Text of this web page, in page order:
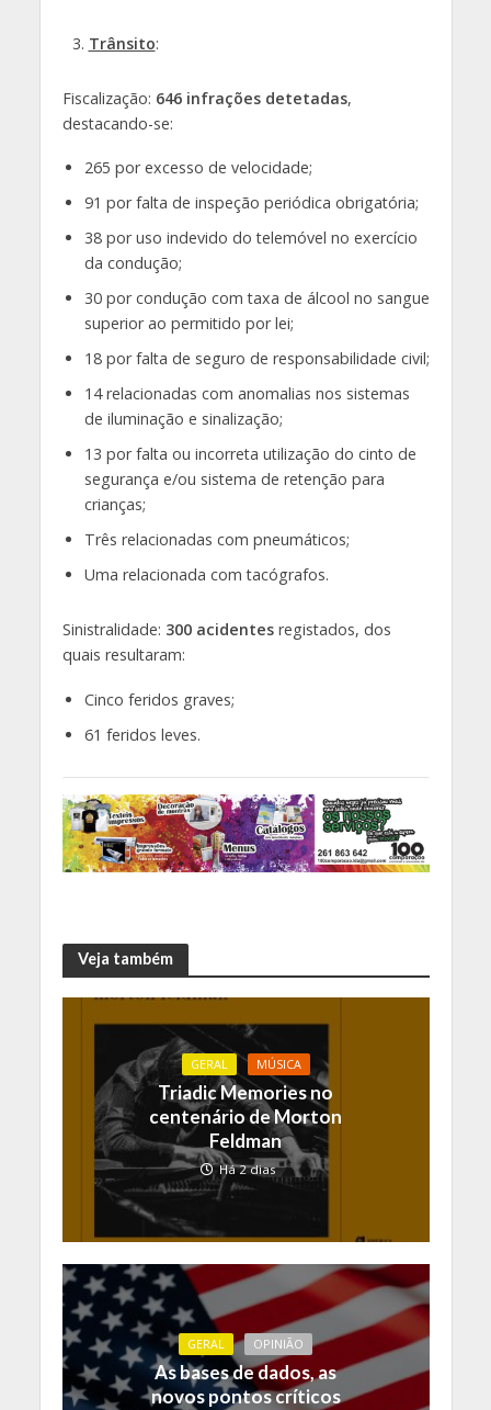
Trânsito:
Fiscalização: 646 infrações detetadas,
destacando-se:
265 por excesso de velocidade;
91 por falta de inspeção periódica obrigatória;
38 por uso indevido do telemóvel no exercício
da condução;
30 por condução com taxa de álcool no sangue
superior ao permitido por lei;
18 por falta de seguro de responsabilidade civil;
14 relacionadas com anomalias nos sistemas
de iluminação e sinalização;
13 por falta ou incorreta utilização do cinto de
segurança e/ou sistema de retenção para
crianças;
Três relacionadas com pneumáticos;
Uma relacionada com tacógrafos.
Sinistralidade: 300 acidentesregistados, dos
quais resultaram:
Cinco feridos graves;
61 feridos leves.
Veja também
GERAL MÚSICA
Triadic Memories no
centenário de Morton
Feldman
Há 2 dias
GERAL OPINIÃO
As bases de dados, as
novos pontos críticos